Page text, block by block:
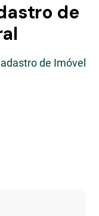
de
de Imóvel